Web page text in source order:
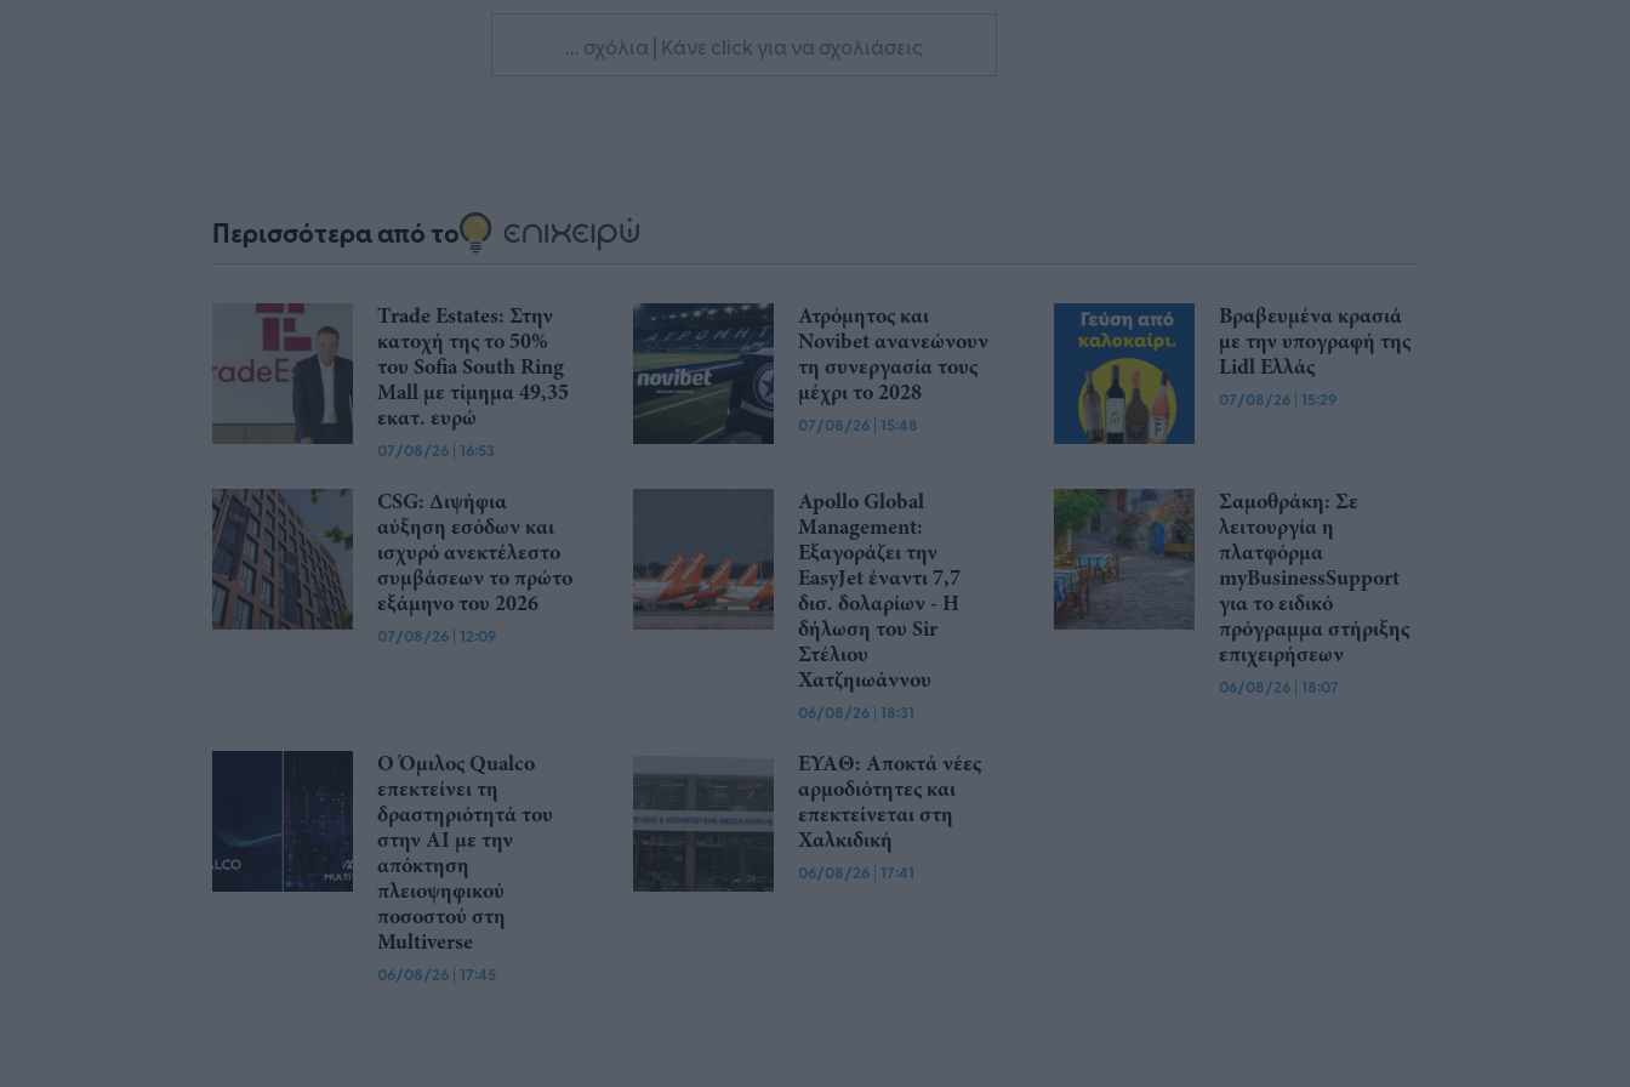
... σχόλια | Κάνε click για να σχολιάσεις
Περισσότερα από το
Trade Estates: Στην
κατοχή της το 50%
του Sofia South Ring
Mall με τίμημα 49,35
εκατ. ευρώ
07/08/26 | 16:53
Ατρόμητος και
Novibet ανανεώνουν
τη συνεργασία τους
μέχρι το 2028
07/08/26 | 15:48
Βραβευμένα κρασιά
με την υπογραφή της
Lidl Ελλάς
07/08/26 | 15:29
CSG: Διψήφια
αύξηση εσόδων και
ισχυρό ανεκτέλεστο
συμβάσεων το πρώτο
εξάμηνο του 2026
07/08/26 | 12:09
Apollo Global
Management:
Εξαγοράζει την
EasyJet έναντι 7,7
δισ. δολαρίων - Η
δήλωση του Sir
Στέλιου
Χατζηιωάννου
06/08/26 | 18:31
Σαμοθράκη: Σε
λειτουργία η
πλατφόρμα
myBusinessSupport
για το ειδικό
πρόγραμμα στήριξης
επιχειρήσεων
06/08/26 | 18:07
Ο Όμιλος Qualco
επεκτείνει τη
δραστηριότητά του
στην ΑΙ με την
απόκτηση
πλειοψηφικού
ποσοστού στη
Multiverse
06/08/26 | 17:45
ΕΥΑΘ: Αποκτά νέες
αρμοδιότητες και
επεκτείνεται στη
Χαλκιδική
06/08/26 | 17:41